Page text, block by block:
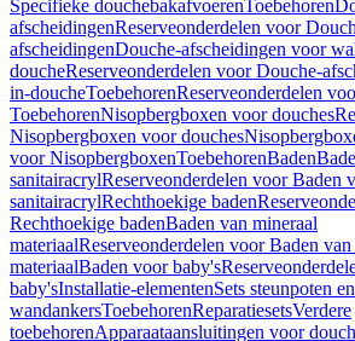
Specifieke douchebakafvoerenToebehoren
afscheidingenReserveonderdelen voor
afscheidingenDouche-afscheidingen voor
doucheReserveonderdelen voor Douche-
in-doucheToebehorenReserveonderdelen
ToebehorenNisopbergboxen voor douches
Nisopbergboxen voor douches
voor NisopbergboxenToebehorenBaden
sanitairacrylReserveonderdelen voor Baden
sanitairacrylRechthoekige baden
Rechthoekige badenBaden van mineraal
materiaalReserveonderdelen voor Baden
materiaalBaden voor baby's
baby'sInstallatie-elementenSets steunpoten
wandankersToebehorenReparatiesetsVerdere
toebehorenApparaataansluitingen voor